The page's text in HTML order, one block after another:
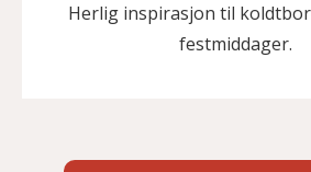
Herlig inspirasjon til
festmiddager.